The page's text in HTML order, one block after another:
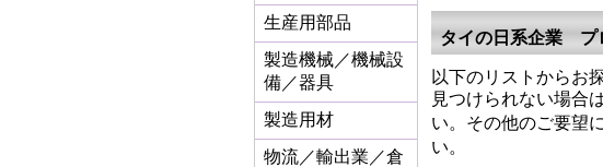
生産用部品
製造機械／機械設
備／器具
製造用材
物流／輸出業／倉
タイの日系企業 プ
以下のリストからお
見つけられない場合
い。その他のご要望
い。